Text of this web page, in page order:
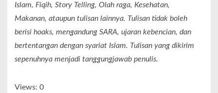
Islam, Fiqih, Story Telling, Olah raga, Kesehatan,
Makanan, ataupun tulisan lainnya. Tulisan tidak boleh
berisi hoaks, mengandung SARA, ujaran kebencian, dan
bertentangan dengan syariat Islam. Tulisan yang dikirim
sepenuhnya menjadi tanggungjawab penulis.
Views: 0